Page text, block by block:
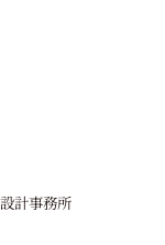
計事務所